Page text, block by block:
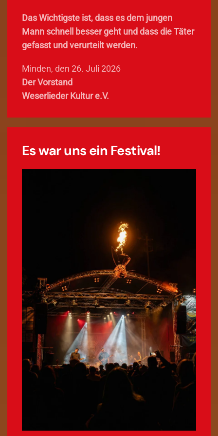
Das Wichtigste ist, dass es dem jungen
Mann schnell besser geht und dass die Täter
gefasst und verurteilt werden.
Minden, den 26. Juli 2026
Der Vorstand
Weserlieder Kultur e.V.
Es war uns ein Festival!